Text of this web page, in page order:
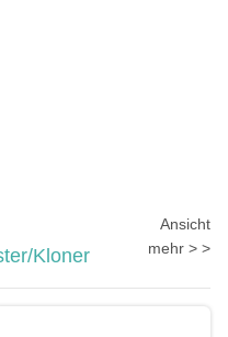
Kloner
Ansicht
mehr > >